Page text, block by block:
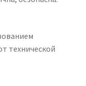
технической